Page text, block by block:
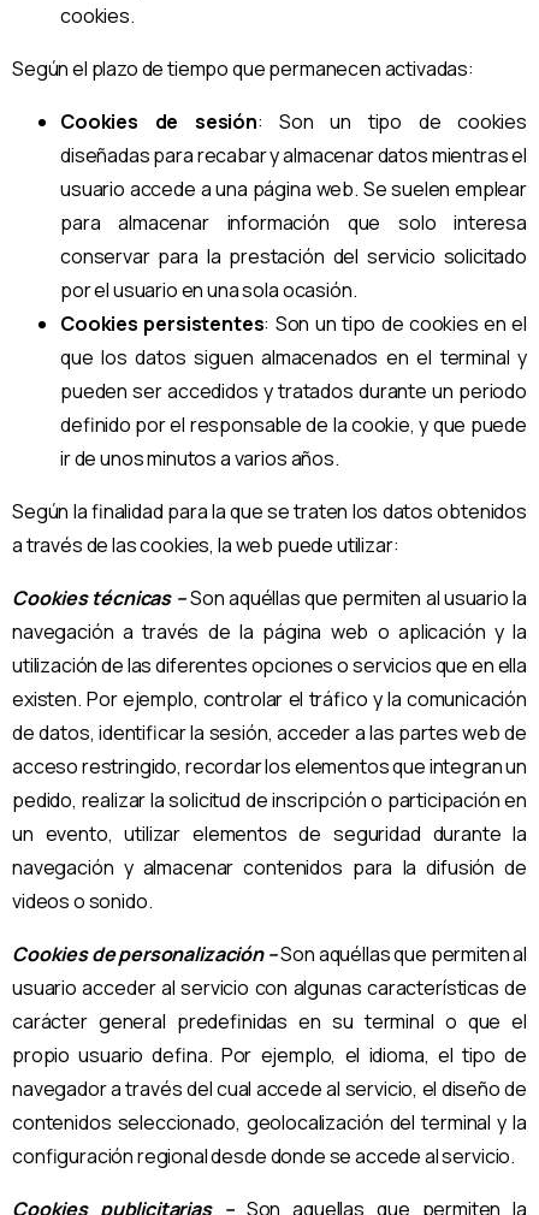
cookies.
Según el plazo de tiempo que permanecen activadas:
Cookies de sesión: Son un tipo de cookies
diseñadas para recabar y almacenar datos mientras el
usuario accede a una página web. Se suelen emplear
para almacenar información que solo interesa
conservar para la prestación del servicio solicitado
por el usuario en una sola ocasión.
Cookies persistentes: Son un tipo de cookies en el
que los datos siguen almacenados en el terminal y
pueden ser accedidos y tratados durante un periodo
definido por el responsable de la cookie, y que puede
ir de unos minutos a varios años.
Según la finalidad para la que se traten los datos obtenidos
a través de las cookies, la web puede utilizar:
Cookies técnicas –Son aquéllas que permiten al usuario la
navegación a través de la página web o aplicación y la
utilización de las diferentes opciones o servicios que en ella
existen. Por ejemplo, controlar el tráfico y la comunicación
de datos, identificar la sesión, acceder a las partes web de
acceso restringido, recordar los elementos que integran un
pedido, realizar la solicitud de inscripción o participación en
un evento, utilizar elementos de seguridad durante la
navegación y almacenar contenidos para la difusión de
videos o sonido.
Cookies de personalización –Son aquéllas que permiten al
usuario acceder al servicio con algunas características de
carácter general predefinidas en su terminal o que el
propio usuario defina. Por ejemplo, el idioma, el tipo de
navegador a través del cual accede al servicio, el diseño de
contenidos seleccionado, geolocalización del terminal y la
configuración regional desde donde se accede al servicio.
Cookies publicitarias – Son aquellas que permiten la